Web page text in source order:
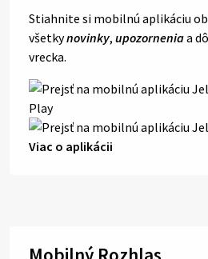
Stiahnite si mobilnú aplikáciu
všetkynovinky, upozorneniaa
vrecka.
Viac o aplikácii